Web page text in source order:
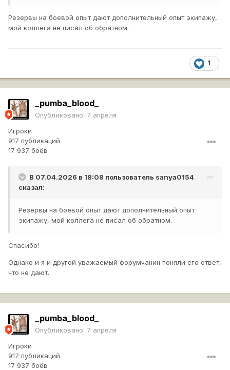
Резервы на боевой опыт дают дополнительный опыт экипажу,
мой коллега не писал об обратном.
1
_pumba_blood_
Опубликовано: 7 апреля
Игроки
917 публикаций
17 937 боёв
В 07.04.2026 в 18:08 пользователь sanya0154
сказал:
Резервы на боевой опыт дают дополнительный опыт
экипажу, мой коллега не писал об обратном.
Спасибо!
Однако и я и другой уважаемый форумчанин поняли его ответ,
что не дают.
_pumba_blood_
Опубликовано: 7 апреля
Игроки
917 публикаций
17 937 боёв